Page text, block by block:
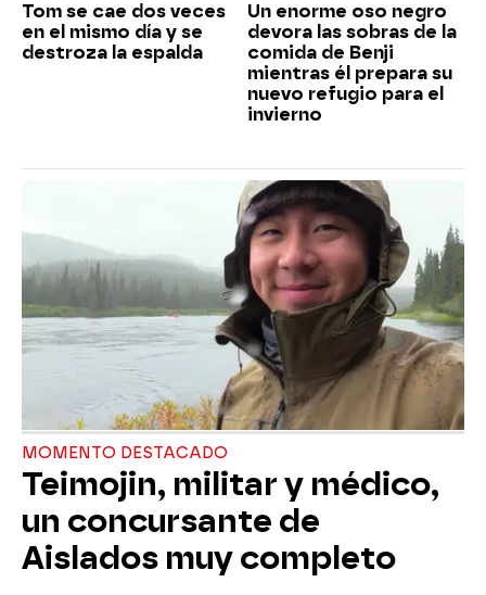
Tom se cae dos veces
en el mismo día y se
destroza la espalda
Un enorme oso negro
devora las sobras de la
comida de Benji
mientras él prepara su
nuevo refugio para el
invierno
MOMENTO DESTACADO
Teimojin, militar y médico,
un concursante de
Aislados muy completo